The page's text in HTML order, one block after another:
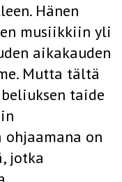
Hänen
musiikkiin yli
aikakauden
Mutta tältä
taide
on
jotka